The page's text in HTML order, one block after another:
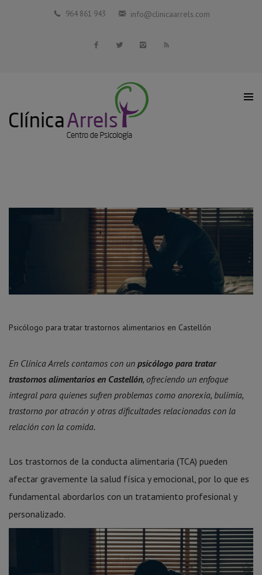
Blog
964 861 943 info@clinicaarrels.com
Psicólogo para tratar trastornos alimentarios en Castellón
En Clínica Arrels contamos con un psicólogo para tratar
trastornos alimentarios en Castellón, ofreciendo un enfoque
integral para quienes sufren problemas como anorexia, bulimia,
trastorno por atracón y otras dificultades relacionadas con la
relación con la comida.
Los trastornos de la conducta alimentaria (TCA) pueden
afectar gravemente la salud física y emocional, por lo que es
fundamental abordarlos con un tratamiento profesional y
personalizado.